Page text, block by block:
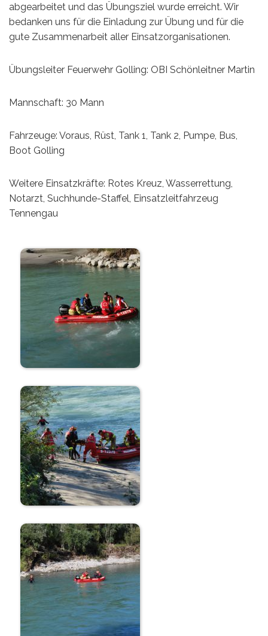
abgearbeitet und das Übungsziel wurde erreicht. Wir
bedanken uns für die Einladung zur Übung und für die
gute Zusammenarbeit aller Einsatzorganisationen.
Übungsleiter Feuerwehr Golling: OBI Schönleitner Martin
Mannschaft: 30 Mann
Fahrzeuge: Voraus, Rüst, Tank 1, Tank 2, Pumpe, Bus,
Boot Golling
Weitere Einsatzkräfte: Rotes Kreuz, Wasserrettung,
Notarzt, Suchhunde-Staffel, Einsatzleitfahrzeug
Tennengau